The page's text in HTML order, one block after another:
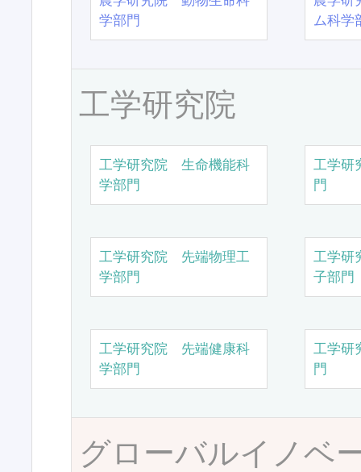
学部門
ム科学
工学研究院
工学研究院 生命機能科
学部門
工学研
門
工学研究院 先端物理工
学部門
工学研
子部門
工学研究院 先端健康科
学部門
工学研
門
グローバルイノベ